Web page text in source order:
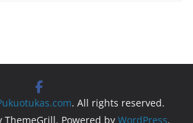
. All rights reserved.
ThemeGrill. Powered by WordPress.